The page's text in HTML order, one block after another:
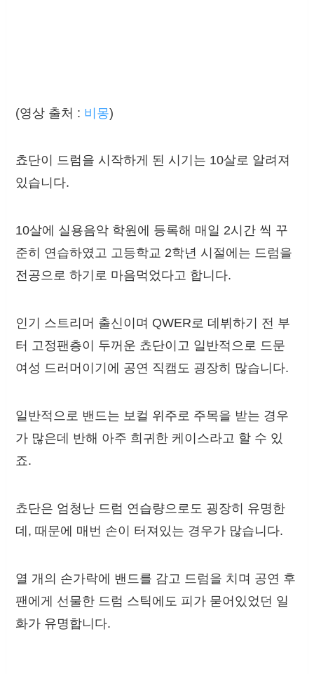
(영상 출처 : 비몽)
쵸단이 드럼을 시작하게 된 시기는 10살로 알려져
있습니다.
10살에 실용음악 학원에 등록해 매일 2시간 씩 꾸
준히 연습하였고 고등학교 2학년 시절에는 드럼을
전공으로 하기로 마음먹었다고 합니다.
인기 스트리머 출신이며 QWER로 데뷔하기 전 부
터 고정팬층이 두꺼운 쵸단이고 일반적으로 드문
여성 드러머이기에 공연 직캠도 굉장히 많습니다.
일반적으로 밴드는 보컬 위주로 주목을 받는 경우
가 많은데 반해 아주 희귀한 케이스라고 할 수 있
죠.
쵸단은 엄청난 드럼 연습량으로도 굉장히 유명한
데, 때문에 매번 손이 터져있는 경우가 많습니다.
열 개의 손가락에 밴드를 감고 드럼을 치며 공연 후
팬에게 선물한 드럼 스틱에도 피가 묻어있었던 일
화가 유명합니다.